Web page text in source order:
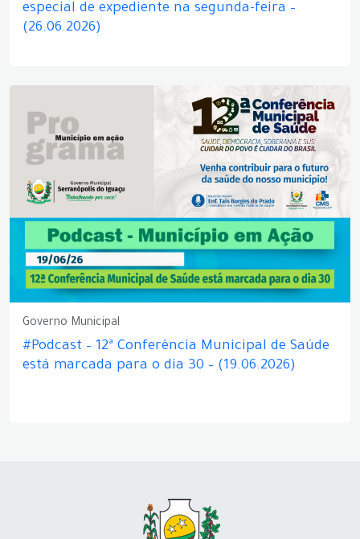
especial de expediente na segunda-feira –
(26.06.2026)
Governo Municipal
#Podcast – 12ª Conferência Municipal de Saúde
está marcada para o dia 30 – (19.06.2026)